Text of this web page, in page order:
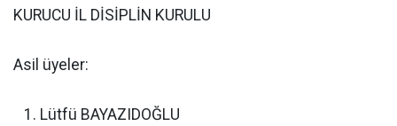
KURUCU İL DİSİPLİN KURULU
Asil üyeler:
Lütfü BAYAZIDOĞLU